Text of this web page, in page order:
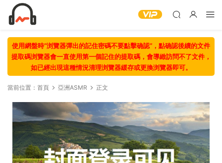
使用網盤時“浏覽器彈出的記住密碼不要點擊确認“，點确認後續的文件
提取碼浏覽器會一直使用第一個記住的提取碼，會導緻訪問不了文件，
如已經出現這種情況清理浏覽器緩存或更換浏覽器即可。
當前位置： 首頁 亞洲ASMR 正文